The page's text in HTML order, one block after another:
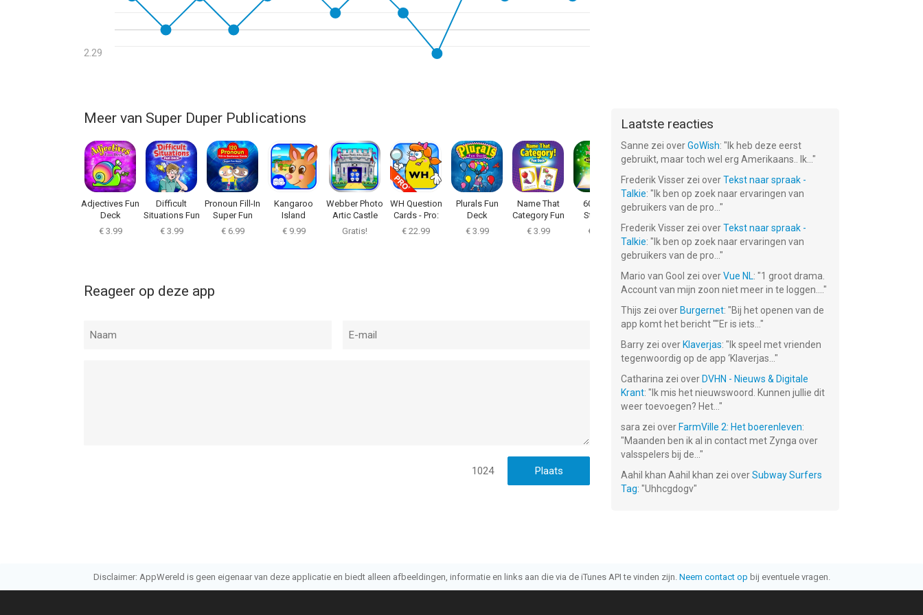
2.29
Meer van Super Duper Publications
Adjectives Fun
Deck
€ 3.99
Difficult
Situations Fun
Deck
€ 3.99
Pronoun Fill-In
Super Fun
Deck
€ 6.99
Kangaroo
Island
Classifying
€ 9.99
Webber Photo
Artic Castle
Gratis!
WH Question
Cards - Pro:
€ 22.99
Plurals Fun
Deck
€ 3.99
Name That
Category Fun
Deck
€ 3.99
60 Story
Starters
€ 1.99
Reageer op deze app
1024
Laatste reacties
Sanne zei overGoWish: " Ik heb deze eerst
gebruikt, maar toch wel erg Amerikaans.. Ik... "
Frederik Visser zei overTekst naar spraak -
Talkie: " Ik ben op zoek naar ervaringen van
gebruikers van de pro... "
Frederik Visser zei overTekst naar spraak -
Talkie: " Ik ben op zoek naar ervaringen van
gebruikers van de pro... "
Mario van Gool zei overVue NL: "1 groot drama.
Account van mijn zoon niet meer in te loggen.... "
Thijs zei over Burgernet: "Bij het openen van de
app komt het bericht ""Er is iets... "
Barry zei over Klaverjas: " Ik speel met vrienden
tegenwoordig op de app ‘Klaverjas... "
Catharina zei over DVHN - Nieuws & Digitale
Krant: " Ik mis het nieuwswoord. Kunnen jullie dit
weer toevoegen? Het... "
sara zei over FarmVille 2: Het boerenleven:
"Maanden ben ik al in contact met Zynga over
valsspelers bij de... "
Aahil khan Aahil khan zei overSubway Surfers
Tag: "Uhhcgdogv"
Disclaimer: AppWereld is geen eigenaar van deze applicatie en biedt alleen afbeeldingen, informatie en links aan die via de iTunes API te vinden zijn. Neem contact op bij eventuele vragen.